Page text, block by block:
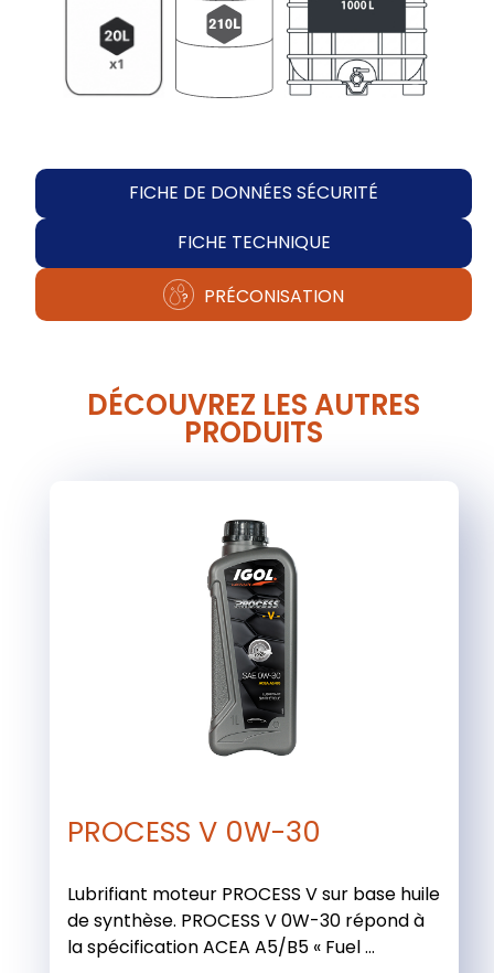
FICHE DE DONNÉES SÉCURITÉ
FICHE TECHNIQUE
PRÉCONISATION
DÉCOUVREZ LES AUTRES
PRODUITS
PROCESS V 0W-30
Lubrifiant moteur PROCESS V sur base huile
de synthèse. PROCESS V 0W-30 répond à
la spécification ACEA A5/B5 « Fuel ...